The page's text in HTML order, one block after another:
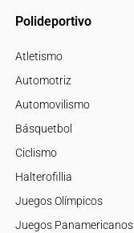
Polideportivo
Atletismo
Automotriz
Automovilismo
Básquetbol
Ciclismo
Halterofillia
Juegos Olímpicos
Juegos Panamericanos